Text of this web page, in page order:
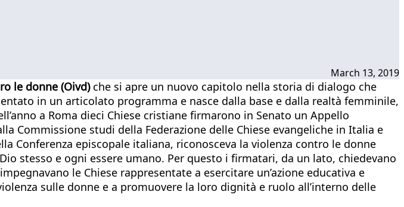
March 13, 2019
le donne (Oivd)che si apre un nuovo capitolo nella storia di dialogo che
in un articolato programma e nasce dalla base e dalla realtà femminile,
a Roma dieci Chiese cristiane firmarono in Senato un Appello
Commissione studi della Federazione delle Chiese evangeliche in Italia e
Conferenza episcopale italiana, riconosceva la violenza contro le donne
stesso e ogni essere umano. Per questo i firmatari, da un lato, chiedevano
le Chiese rappresentate a esercitare un’azione educativa e
sulle donne e a promuovere la loro dignità e ruolo all’interno delle